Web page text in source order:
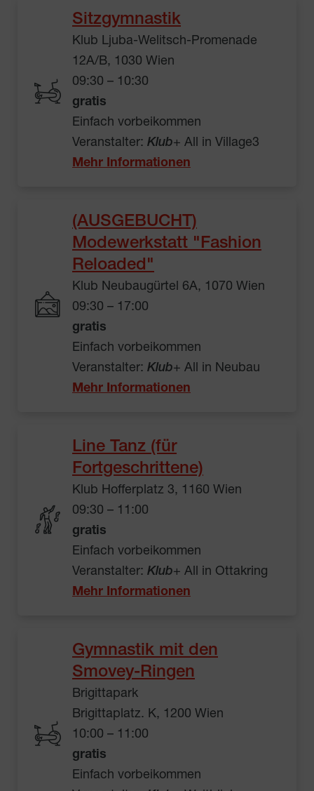
Sitzgymnastik
Klub Ljuba-Welitsch-Promenade
12A/B, 1030 Wien
09:30 – 10:30
gratis
Einfach vorbeikommen
Veranstalter: Klub+ All in Village3
Mehr Informationen
(AUSGEBUCHT)
Modewerkstatt "Fashion
Reloaded"
Klub Neubaugürtel 6A, 1070 Wien
09:30 – 17:00
gratis
Einfach vorbeikommen
Veranstalter: Klub+ All in Neubau
Mehr Informationen
Line Tanz (für
Fortgeschrittene)
Klub Hofferplatz 3, 1160 Wien
09:30 – 11:00
gratis
Einfach vorbeikommen
Veranstalter: Klub+ All in Ottakring
Mehr Informationen
Gymnastik mit den
Smovey-Ringen
Brigittapark
Brigittaplatz. K, 1200 Wien
10:00 – 11:00
gratis
Einfach vorbeikommen